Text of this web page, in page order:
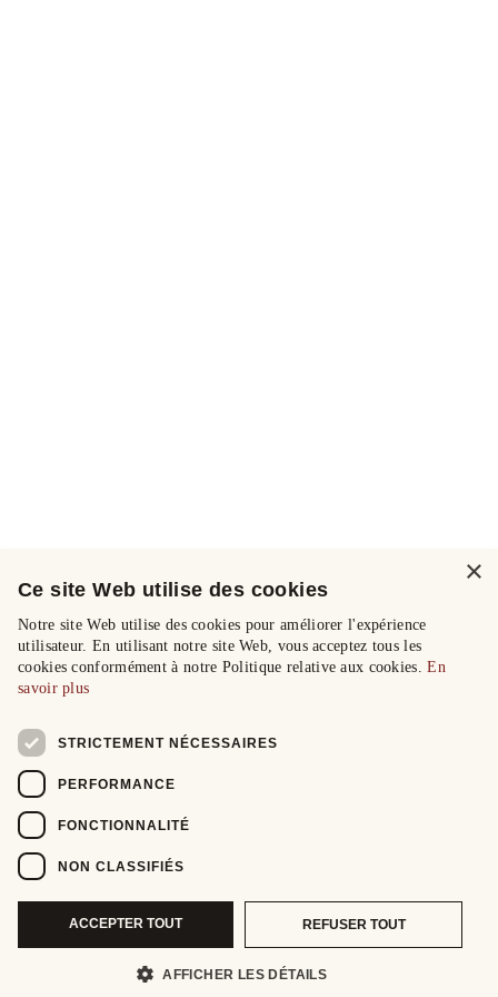
×
Ce site Web utilise des cookies
Notre site Web utilise des cookies pour améliorer l'expérience
utilisateur. En utilisant notre site Web, vous acceptez tous les
cookies conformément à notre Politique relative aux cookies.En
savoir plus
STRICTEMENT NÉCESSAIRES
PERFORMANCE
FONCTIONNALITÉ
NON CLASSIFIÉS
ACCEPTER TOUT REFUSER TOUT
AFFICHER LES DÉTAILS